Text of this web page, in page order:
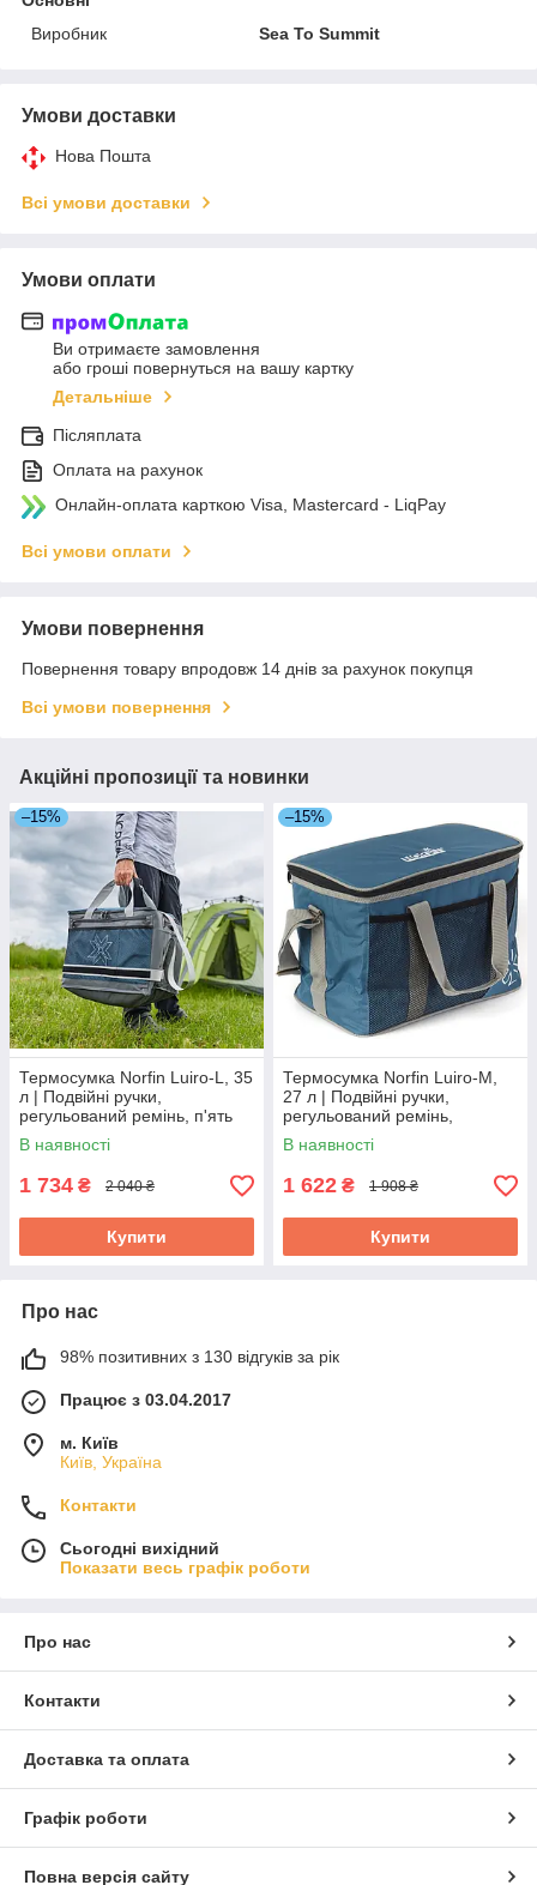
Виробник
Sea To Summit
Умови доставки
Нова Пошта
Всі умови доставки
Умови оплати
Ви отримаєте замовлення
або гроші повернуться на вашу картку
Детальніше
Післяплата
Оплата на рахунок
Онлайн-оплата карткою Visa, Mastercard - LiqPay
Всі умови оплати
Умови повернення
Повернення товару впродовж 14 днів за рахунок покупця
Всі умови повернення
Акційні пропозиції та новинки
–15%
Термосумка Norfin Luiro-L, 35
л | Подвійні ручки,
регульований ремінь, п'ять
кишень, компактна в
складеному стані
В наявності
1 734 ₴ 2 040 ₴
Купити
–15%
Термосумка Norfin Luiro-M,
27 л | Подвійні ручки,
регульований ремінь,
сітчаста кишеня, компактна в
складеному стані
В наявності
1 622 ₴ 1 908 ₴
Купити
Про нас
98% позитивних з 130 відгуків за рік
Працює з 03.04.2017
м. Київ
Київ, Україна
Контакти
Сьогодні вихідний
Показати весь графік роботи
Про нас
Контакти
Доставка та оплата
Графік роботи
Повна версія сайту